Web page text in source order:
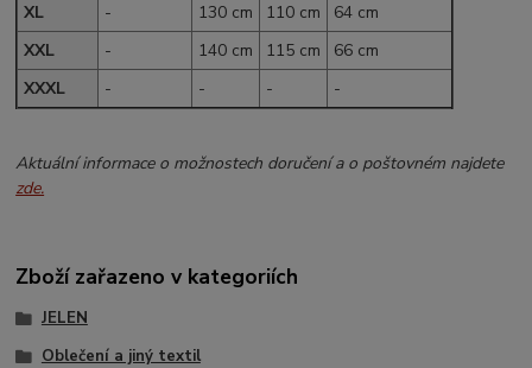
XL
- 130 cm 110 cm
64 cm
XXL
- 140 cm 115 cm
66 cm
XXXL
- - - -
Aktuální informace o možnostech doručení a o poštovném najdete
zde.
Zboží zařazeno v kategoriích
JELEN
Oblečení a jiný textil